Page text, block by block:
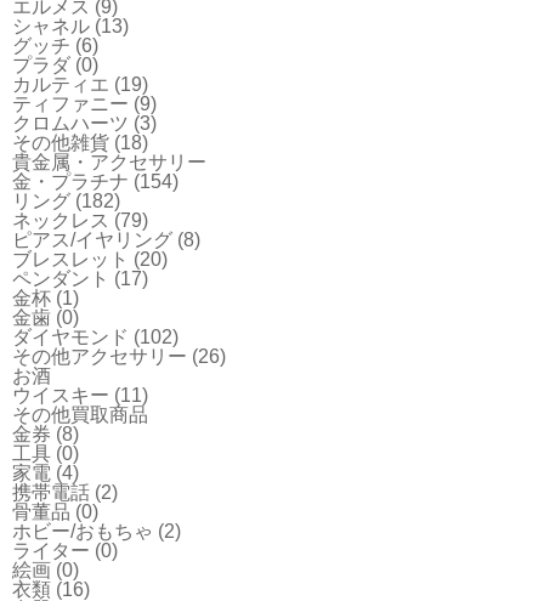
エルメス (9)
シャネル (13)
グッチ (6)
プラダ (0)
カルティエ (19)
ティファニー (9)
クロムハーツ (3)
その他雑貨 (18)
貴金属・アクセサリー
金・プラチナ (154)
リング (182)
ネックレス (79)
ピアス/イヤリング (8)
ブレスレット (20)
ペンダント (17)
金杯 (1)
金歯 (0)
ダイヤモンド (102)
その他アクセサリー (26)
お酒
ウイスキー (11)
その他買取商品
金券 (8)
工具 (0)
家電 (4)
携帯電話 (2)
骨董品 (0)
ホビー/おもちゃ (2)
ライター (0)
絵画 (0)
衣類 (16)